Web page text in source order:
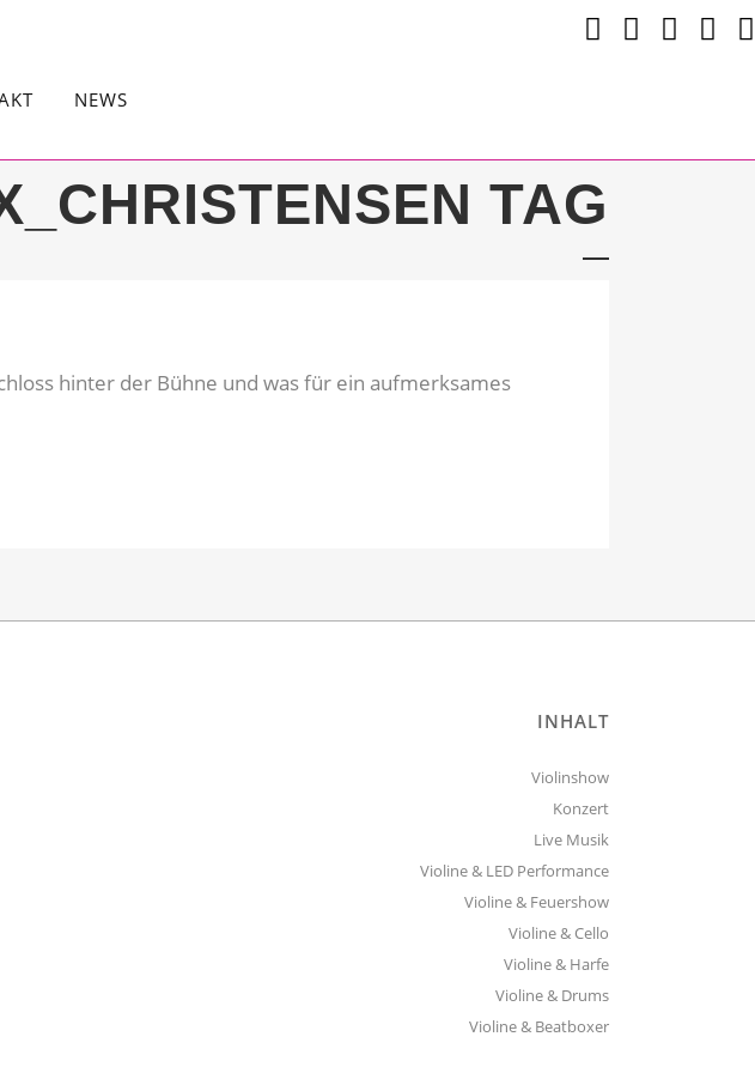
NEWS
TAG
hinter der Bühne und was für ein aufmerksames
INHALT
Violinshow
Konzert
Live Musik
Violine & LED Performance
Violine & Feuershow
Violine & Cello
Violine & Harfe
Violine & Drums
Violine & Beatboxer